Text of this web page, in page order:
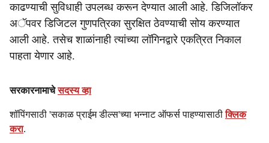
काढण्याची सुविधाही उपलब्ध करून देण्यात आली आहे. डिजिलॉकर
अॅपवर डिजिटल गुणपत्रिका सुरक्षित ठेवण्याची सोय करण्यात
आली आहे. तसेच शाळांनाही त्यांच्या लॉगिनद्वारे एकत्रित निकाल
पाहता येणार आहे.
सरकारनामाचेसदस्य व्हा
शॉपिंगसाठी 'सकाळ प्राईम डील्स'च्या भन्नाट ऑफर्स पाहण्यासाठीक्लिक
करा.